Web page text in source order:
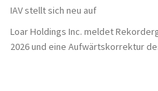
IAV stellt sich neu auf
Loar Holdings Inc. meldet
2026 und eine Aufwärtskorrektur